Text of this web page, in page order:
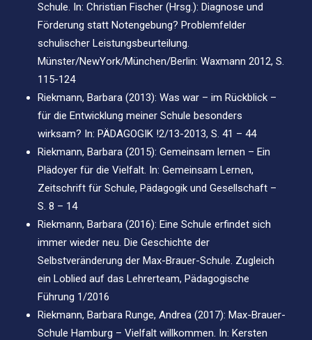
Schule. In: Christian Fischer (Hrsg.): Diagnose und
Förderung statt Notengebung? Problemfelder
schulischer Leistungsbeurteilung.
Münster/NewYork/München/Berlin: Waxmann 2012, S.
115-124
Riekmann, Barbara (2013): Was war – im Rückblick –
für die Entwicklung meiner Schule besonders
wirksam? In: PÄDAGOGIK !2/13-2013, S. 41 – 44
Riekmann, Barbara (2015): Gemeinsam lernen – Ein
Plädoyer für die Vielfalt. In: Gemeinsam Lernen,
Zeitschrift für Schule, Pädagogik und Gesellschaft –
S. 8 – 14
Riekmann, Barbara (2016): Eine Schule erfindet sich
immer wieder neu. Die Geschichte der
Selbstveränderung der Max-Brauer-Schule. Zugleich
ein Loblied auf das Lehrerteam, Pädagogische
Führung 1/2016
Riekmann, Barbara Runge, Andrea (2017): Max-Brauer-
Schule Hamburg – Vielfalt willkommen. In: Kersten